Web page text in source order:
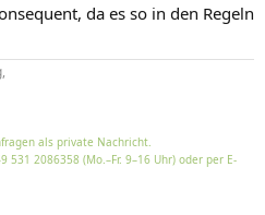
da es so in den Regeln
als private Nachricht.
2086358 (Mo.–Fr. 9–16 Uhr) oder per E-